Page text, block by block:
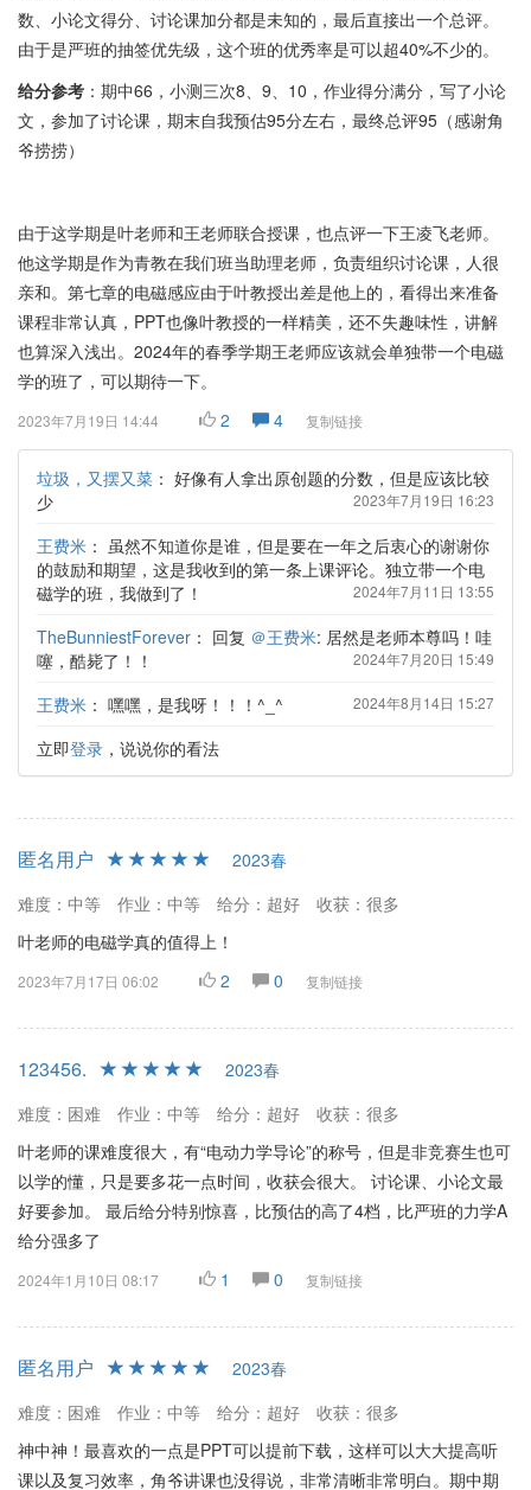
数、小论文得分、讨论课加分都是未知的，最后直接出一个总评。
由于是严班的抽签优先级，这个班的优秀率是可以超40%不少的。
给分参考 ：期中66，小测三次8、9、10，作业得分满分，写了小论
文，参加了讨论课，期末自我预估95分左右，最终总评95（感谢角
爷捞捞）
由于这学期是叶老师和王老师联合授课，也点评一下王凌飞老师。
他这学期是作为青教在我们班当助理老师，负责组织讨论课，人很
亲和。第七章的电磁感应由于叶教授出差是他上的，看得出来准备
课程非常认真，PPT也像叶教授的一样精美，还不失趣味性，讲解
也算深入浅出。2024年的春季学期王老师应该就会单独带一个电磁
学的班了，可以期待一下。
2023年7月19日 14:44 2 4 复制链接
垃圾，又摆又菜 ： 好像有人拿出原创题的分数，但是应该比较
少
2023年7月19日 16:23
王费米 ： 虽然不知道你是谁，但是要在一年之后衷心的谢谢你
的鼓励和期望，这是我收到的第一条上课评论。独立带一个电
磁学的班，我做到了！
2024年7月11日 13:55
TheBunniestForever ： 回复 ＠王费米: 居然是老师本尊吗！哇
噻，酷毙了！！
2024年7月20日 15:49
王费米 ： 嘿嘿，是我呀！！！^_^ 2024年8月14日 15:27
立即登录 ，说说你的看法
匿名用户
2023春
难度：中等
作业：中等 给分：超好
收获：很多
叶老师的电磁学真的值得上！
2023年7月17日 06:02 2 0 复制链接
123456.
2023春
难度：困难
作业：中等 给分：超好
收获：很多
叶老师的课难度很大，有“电动力学导论”的称号，但是非竞赛生也可
以学的懂，只是要多花一点时间，收获会很大。 讨论课、小论文最
好要参加。 最后给分特别惊喜，比预估的高了4档，比严班的力学A
给分强多了
2024年1月10日 08:17 1 0 复制链接
匿名用户
2023春
难度：困难
作业：中等 给分：超好
收获：很多
神中神！最喜欢的一点是PPT可以提前下载，这样可以大大提高听
课以及复习效率，角爷讲课也没得说，非常清晰非常明白。期中期